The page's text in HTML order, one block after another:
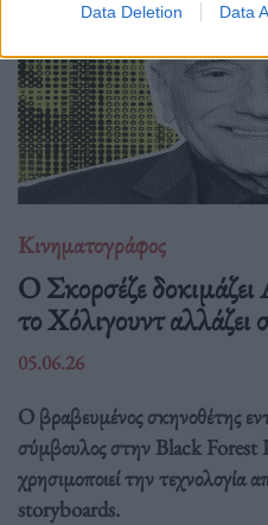
Data Deletion Data
Κινηματογράφος
Ο Σκορσέζε
το Χόλιγουντ αλλάζει
05.06.26
Ο βραβευμένος σκηνοθέτης
σύμβουλος στην Black Forest
χρησιμοποιεί την τεχνολογία
storyboards.